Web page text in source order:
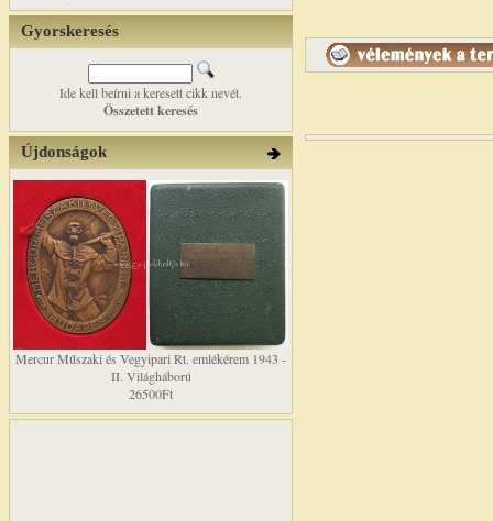
Gyorskeresés
Ide kell beírni a keresett cikk nevét.
Összetett keresés
Újdonságok
Mercur Műszaki és Vegyipari Rt. emlékérem 1943 -
II. Világháború
26500Ft